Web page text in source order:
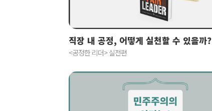
직장 내 공정, 어떻게 실천할 수 있을까?
<공정한 리더> 실전편